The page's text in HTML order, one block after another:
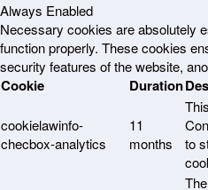
Always Enabled
Necessary cookies are absolutely
function properly. These cookies
security features of the website,
Cookie Duration
cookielawinfo-
checbox-analytics
11
months
to